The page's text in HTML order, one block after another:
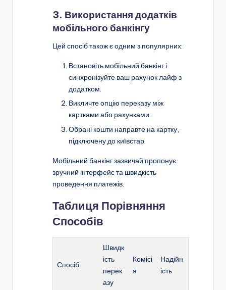
3. Використання додатків
мобільного банкінгу
Цей спосіб також є одним з популярних:
Встановіть мобільний банкінг і
синхронізуйте ваш рахунок лайф з
додатком.
Викличте опцію переказу між
картками або рахунками.
Обрані кошти направте на картку,
підключену до київстар.
Мобільний банкінг зазвичай пропонує
зручний інтерфейс та швидкість
проведення платежів.
Таблиця Порівняння
Способів
Спосіб
Швидк
ість
перек
азу
Комісі
я
Надійн
ість